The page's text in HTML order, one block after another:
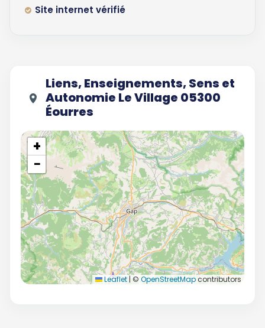
Site internet vérifié
Liens, Enseignements, Sens et
Autonomie Le Village 05300
Éourres
+
−
Leaflet | © OpenStreetMapcontributors